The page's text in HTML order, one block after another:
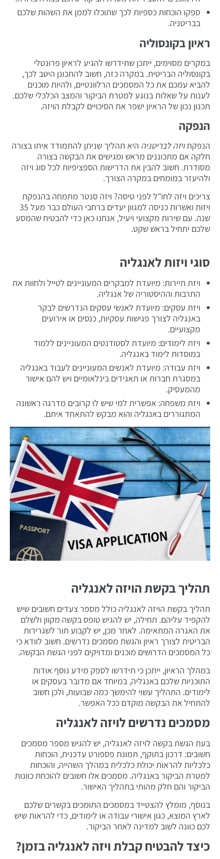
ספקו הוכחות כספיות לכך שתוכלו לממן את השהות שלכם
בבריטניה.
ראיון בקונסוליה
במקרים מסוימים, ייתכן שתידרשו להגיע לראיון פרונטלי
בקונסוליה הבריטית. במקרה כזה, חשוב להתכונן היטב לכך,
להביא עמכם את כל המסמכים הרלוונטיים, ולהיות מוכנים
לענות על שאלות בנוגע למטרת הביקור והמצב הכלכלי שלכם.
תכנון נכון של הראיון ישפר את הסיכויים לקבלת הויזה.
הנפקה
הנפקתויזה לבריטניה היא תהליך שניתן להתמודד איתו בצורה
חלקה אם מתכוננים מראש ומגישים את הבקשה בצורה
מסודרת. חשוב להבין את הדרישות הספציפיות לכל סוג ויזה
ולהיעזר במומחים במקרה הצורך.
צריכים ויזה לחו"ל לפני טיסה? ויזה סנטר מתמחה בהנפקת
ויזות ואשרות כניסה למגוון יעדים ברחבי העולם כבר מעל 35
שנה. עם שירות מקצועי ויעיל, אנחנו כאן כדי להבטיח שהמסע
שלכם יתחיל בראש שקט.
סוגי ויזות לאנגליה
ויזת תיירות: מיועדת למבקרים המעוניינים לטייל ולחוות את
התרבות וההיסטוריה של אנגליה.
ויזת עסקים: מיועדת לאנשי עסקים הנדרשים לבקר
באנגליה לצורך פגישות עסקיות, כנסים או אירועים
מקצועיים.
ויזת לימודים: מיועדת לסטודנטים המעוניינים ללמוד
במוסדות לימוד באנגליה.
ויזת עבודה: מיועדת לאנשים המעוניינים לעבוד באנגליה
במסגרת חברות או תאגידים בינלאומיים ויש להם אישור
מהמעסיק.
ויזת משפחה: אפשרית למי שיש לו קרובים מדרגה ראשונה
המתגוררים באנגליה והוא מבקש להתאחד איתם.
תהליך בקשת הויזה לאנגליה
תהליך בקשת הויזה לאנגליה כולל מספר צעדים חשובים שיש
להקפיד עליהם. תחילה, יש להגיש טופס בקשה מקוון ולשלם
את האגרה המתאימה. לאחר מכן, יש לקבוע תור לשגרירות
הבריטית לצורך ראיון והגשת מסמכים נדרשים. חשוב לוודא כי
כל המסמכים הדרושים מוכנים ומדויקים לפני הגשת הבקשה.
במהלך הראיון, ייתכן כי תידרשו לספק מידע נוסף אודות
התוכניות שלכם באנגליה, במיוחד אם מדובר בעסקים או
לימודים. התהליך עשוי להימשך כמה שבועות, ולכן חשוב
להתחיל את הבקשה מוקדם ככל האפשר.
מסמכים נדרשים לויזה לאנגליה
בעת הגשת בקשה לויזה לאנגליה, יש להגיש מספר מסמכים
חשובים: דרכון בתוקף, תמונת פספורט עדכנית, הוכחות
כלכליות להראות יכולת כלכלית במהלך השהייה, והוכחות
למטרת הביקור באנגליה. מסמכים אלו חשובים להוכחת כוונות
הביקור והם חלק מהותי בתהליך האישור.
בנוסף, מומלץ להצטייד במסמכים התומכים בקשרים שלכם
לארץ המוצא, כגון אישורי עבודה או לימודים, כדי להראות שיש
לכם כוונה לשוב למדינה לאחר הביקור.
כיצד להבטיח קבלת ויזה לאנגליה בזמן?